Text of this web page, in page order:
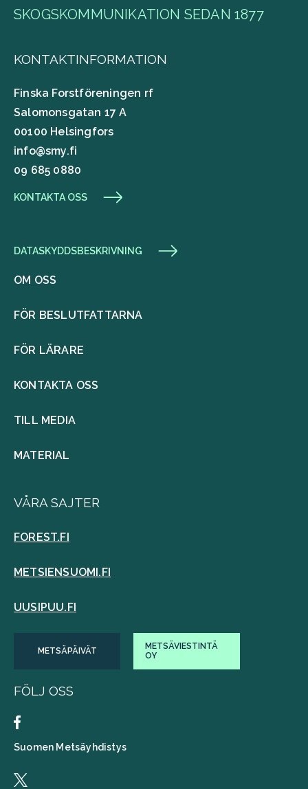
SKOGSKOMMUNIKATION SEDAN 1877
KONTAKTINFORMATION
Finska Forstföreningen rf
Salomonsgatan 17 A
00100 Helsingfors
info@smy.fi
09 685 0880
KONTAKTA OSS
DATASKYDDSBESKRIVNING
OM OSS
FÖR BESLUTFATTARNA
FÖR LÄRARE
KONTAKTA OSS
TILL MEDIA
MATERIAL
VÅRA SAJTER
FOREST.FI
METSIENSUOMI.FI
UUSIPUU.FI
METSÄPÄIVÄT
METSÄVIESTINTÄ
OY
FÖLJ OSS
Suomen Metsäyhdistys